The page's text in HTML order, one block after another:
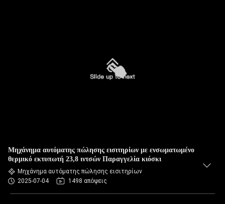
Μηχάνημα αυτόματης πώλησης εισιτηρίων με ενσωματωμένο
θερμικό εκτυπωτή 23,8 ιντσών Παραγγελία κιόσκι
Μηχάνημα αυτόματης πώλησης εισιτηρίων
2025-07-04
1498 απόψεις